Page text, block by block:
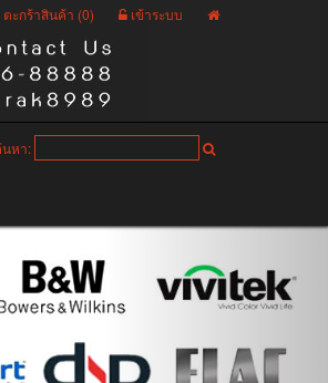
เข้าระบบ
ตะกร้าสินค้า (0)
หา: